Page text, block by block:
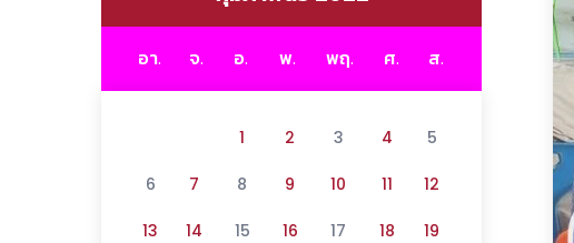
อา. จ. อ. พ. พฤ. ศ. ส.
1 2 3 4 5
6 7 8 9 10 11 12
13 14 15 16 17 18 19